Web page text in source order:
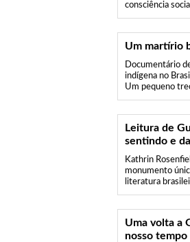
consciência
Um martírio
Documentário
indígena no
Um pequeno
Leitura de
sentindo e
Kathrin
monumento
literatura
Uma volta a
nosso tempo